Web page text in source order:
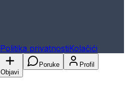
Politika privatnostiKolačići
Objavi
Poruke Profil